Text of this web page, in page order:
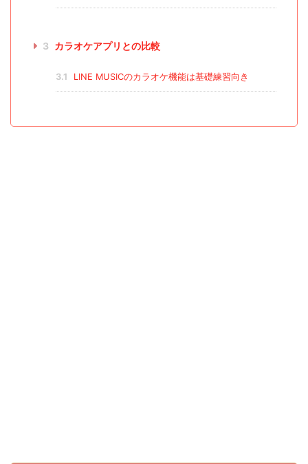
3 カラオケアプリとの比較
3.1 LINE MUSICのカラオケ機能は基礎練習向き